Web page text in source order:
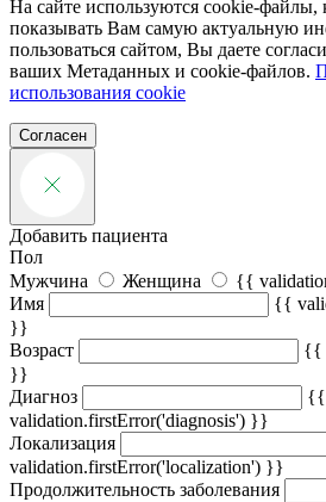
На сайте используются cookie-файлы,
показывать Вам самую актуальную
пользоваться сайтом, Вы даете
ваших Метаданных и cookie-файлов.
использования cookie
Согласен
Добавить пациента
Пол
Мужчина
Женщина
{{
Имя
{{
}}
Возраст
{{
}}
Диагноз
{{
validation.firstError('diagnosis') }}
Локализация
validation.firstError('localization') }}
Продолжительность заболевания